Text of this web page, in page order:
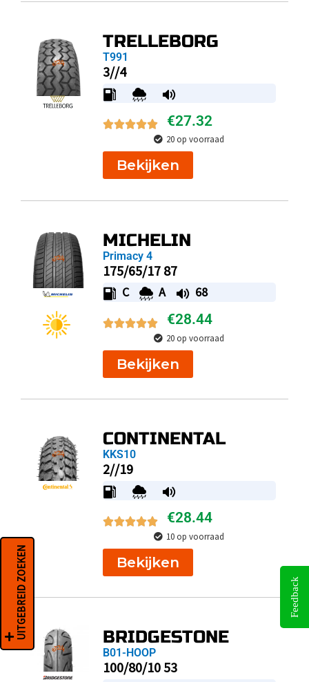
TRELLEBORG
T991
3//4
€27.32
20 op voorraad
Bekijken
MICHELIN
Primacy 4
175/65/17 87
C A 68
€28.44
20 op voorraad
Bekijken
CONTINENTAL
KKS10
2//19
€28.44
10 op voorraad
Bekijken
BRIDGESTONE
B01-HOOP
100/80/10 53
UITGEBREID ZOEKEN Feedback